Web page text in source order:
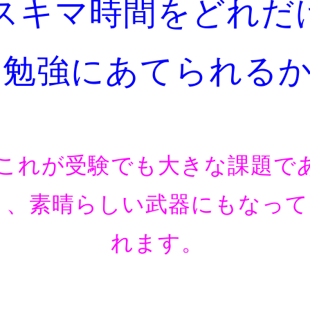
キマ時間をどれだ
勉強にあてられる
れが受験でも大きな課題で
、素晴らしい武器にもなって
れます。